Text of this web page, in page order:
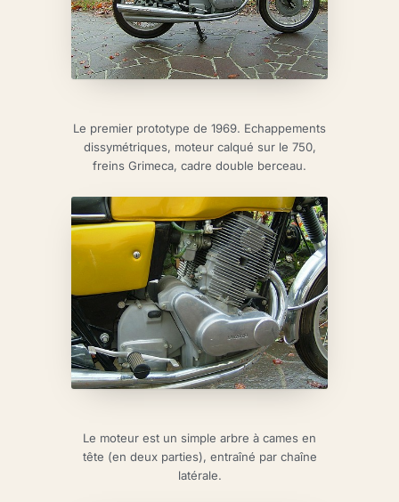
Le premier prototype de 1969. Echappements
dissymétriques, moteur calqué sur le 750,
freins Grimeca, cadre double berceau.
Le moteur est un simple arbre à cames en
tête (en deux parties), entraîné par chaîne
latérale.